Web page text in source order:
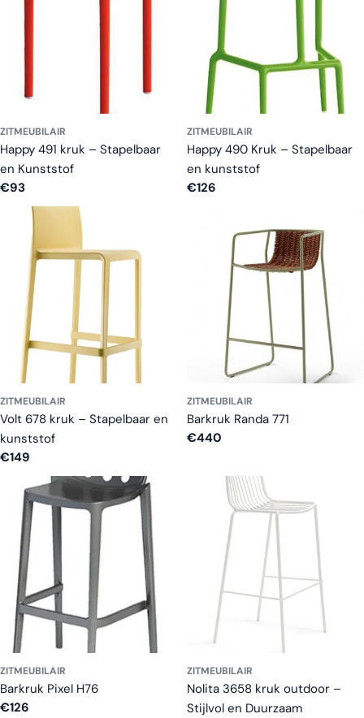
ZITMEUBILAIR
Happy 491 kruk – Stapelbaar
en Kunststof
Normale
€93
ZITMEUBILAIR
Happy 490 Kruk – Stapelbaar
en kunststof
Normale
€126
ZITMEUBILAIR
Volt 678 kruk – Stapelbaar en
kunststof
Normale
€149
ZITMEUBILAIR
Barkruk Randa 771
Normale
€440
ZITMEUBILAIR
Barkruk Pixel H76
Normale
€126
ZITMEUBILAIR
Nolita 3658 kruk outdoor –
Stijlvol en Duurzaam